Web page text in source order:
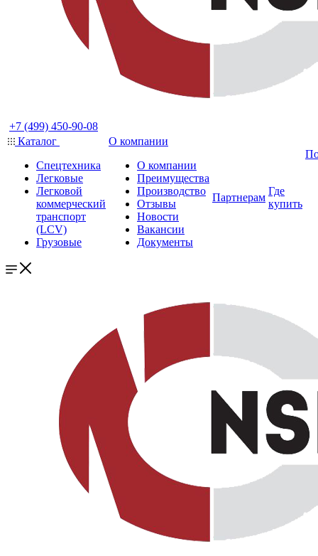
+7 (499) 450-90-08
Каталог
Спецтехника
Легковые
Легковой
коммерческий
транспорт
(LCV)
Грузовые
О компании
О компании
Преимущества
Производство
Отзывы
Новости
Вакансии
Документы
Партнерам
Где
купить